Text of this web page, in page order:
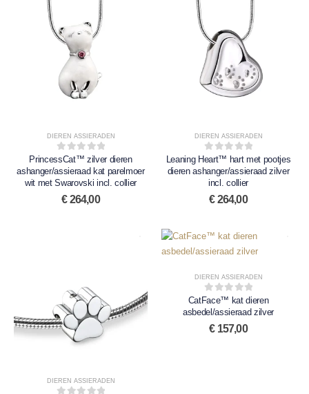
DIEREN ASSIERADEN
0out of 5
PrincessCat™ zilver dieren
ashanger/assieraad kat parelmoer
wit met Swarovski incl. collier
€264,00
DIEREN ASSIERADEN
0out of 5
Leaning Heart™ hart met pootjes
dieren ashanger/assieraad zilver
incl. collier
€264,00
DIEREN ASSIERADEN
DIEREN ASSIERADEN
0out of 5
CatFace™ kat dieren
asbedel/assieraad zilver
€157,00